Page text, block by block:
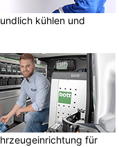
kühlen und
für